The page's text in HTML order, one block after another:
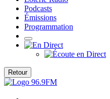
Podcasts
Émissions
Programmation
Retour